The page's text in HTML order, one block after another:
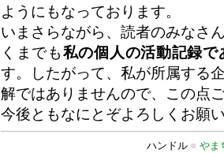
ようにもなっております。
いまさらながら、読者のみなさ
くまでも私の個人の活動記録で
す。したがって、私が所属する
解ではありませんので、この点
今後ともなにとぞよろしくお願
ハンドル ■ やま